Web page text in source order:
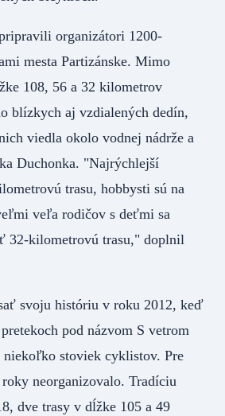
organizátori 1200-
mesta Partizánske. Mimo
108, 56 a 32 kilometrov
blízkych aj vzdialených dedín,
viedla okolo vodnej nádrže a
Duchonka. "Najrýchlejší
trasu, hobbysti sú na
veľa rodičov s deťmi sa
32-kilometrovú trasu," doplnil
svoju históriu v roku 2012, keď
pod názvom S vetrom
niekoľko stoviek cyklistov. Pre
neorganizovalo. Tradíciu
dve trasy v dĺžke 105 a 49